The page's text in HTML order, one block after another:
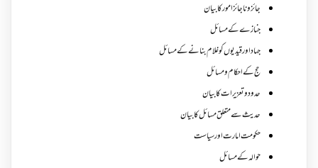
جائز و ناجائزامور کا بیان
جنازے کےمسائل
جہاد اور قیدیوں کو غلام بنانے کے مسائل
حج کے احکام ومسائل
حدود و تعزیرات کا بیان
حدیث سے متعلق مسائل کا بیان
حکومت امارت اور سیاست
حوالہ کے مسائل